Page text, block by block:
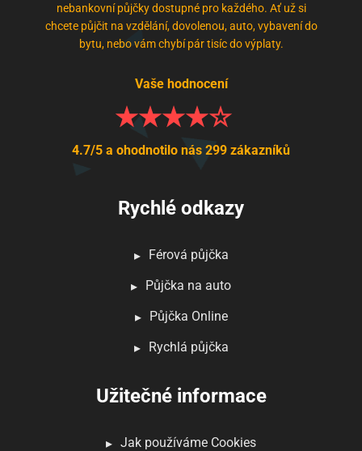
nebankovní půjčky dostupné pro každého. Ať už si
chcete půjčit na vzdělání, dovolenou, auto, vybavení do
bytu, nebo vám chybí pár tisíc do výplaty.
Vaše hodnocení
4.7/5 a ohodnotilo nás 299 zákazníků
Rychlé odkazy
Férová půjčka
Půjčka na auto
Půjčka Online
Rychlá půjčka
Užitečné informace
Jak používáme Cookies